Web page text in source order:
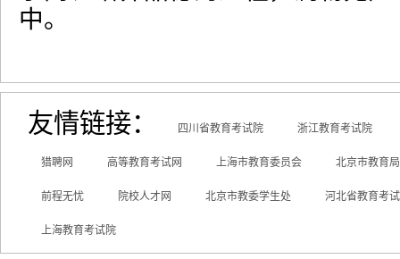
中。
友情链接： 四川省教育考试院 浙江教育考试院
猎聘网 高等教育考试网 上海市教育委员会 北京市教育局
前程无忧 院校人才网 北京市教委学生处 河北省教育考
上海教育考试院